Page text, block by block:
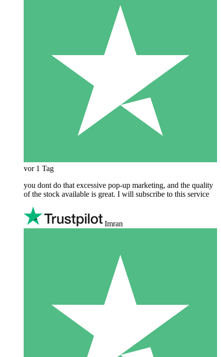
vor 1 Tag
you dont do that excessive pop-up marketing, and the quality
of the stock available is great. I will subscribe to this service
Imran